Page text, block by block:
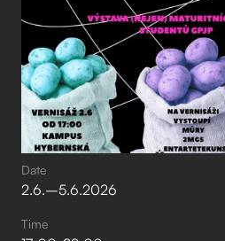
Date
2.6.–⁠5.6.2026
Time